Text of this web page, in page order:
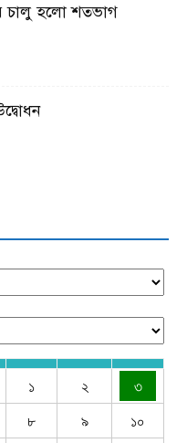
চালু হলো শতভাগ
১ ২
৩
৮ ৯
১০